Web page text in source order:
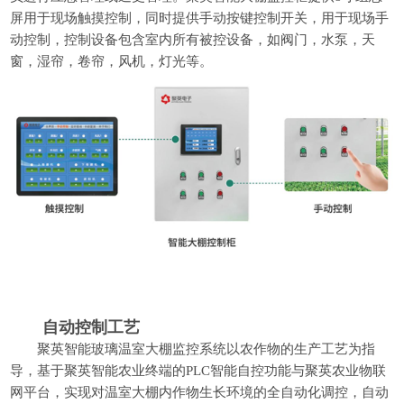
屏用于现场触摸控制，同时提供手动按键控制开关，用于现场手
动控制，控制设备包含室内所有被控设备，如阀门，水泵，天
窗，湿帘，卷帘，风机，灯光等。
自动控制工艺
聚英智能玻璃温室大棚监控系统以农作物的生产工艺为指
导，基于聚英智能农业终端的PLC智能自控功能与聚英农业物联
网平台，实现对温室大棚内作物生长环境的全自动化调控，自动